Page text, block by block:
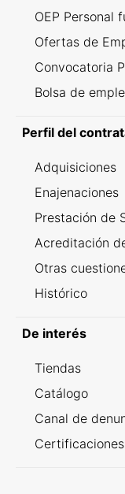
OEP Personal
Ofertas de
Convocatoria
Bolsa de
Perfil del
Adquisiciones
Enajenaciones
Prestación de
Acreditación
Otras
Histórico
De interés
Tiendas
Catálogo
Canal de
Certificaciones